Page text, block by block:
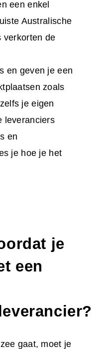
een enkel
Australische
verkorten de
en geven je een
zoals
je eigen
leveranciers
en
je hoe je het
je
een
gaat, moet je